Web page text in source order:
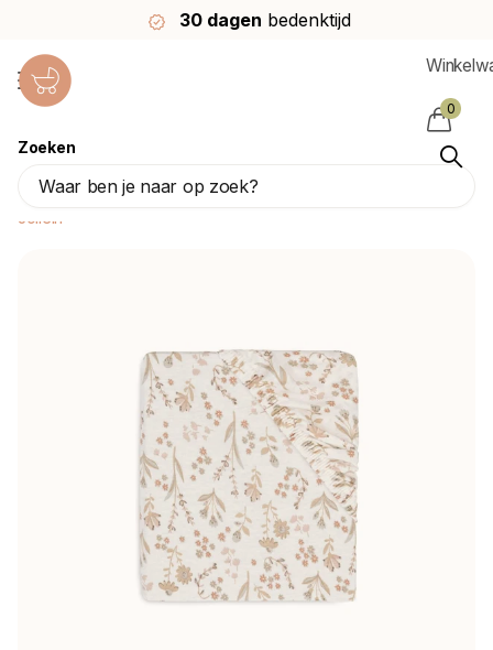
30 dagen bedenktijd
Zoeken
0
Jollein Hoeslaken Peuter Bloomy
70/75X140/150Cm
Jollein